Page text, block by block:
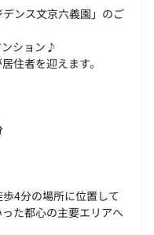
ンス文京六義園」のご
ション♪
住者を迎えます。
4分の場所に位置して
た都心の主要エリアへ